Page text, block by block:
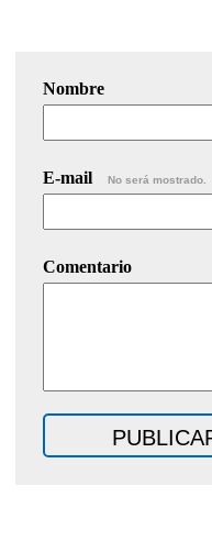
Nombre
E-mail No será mostrado.
Comentario